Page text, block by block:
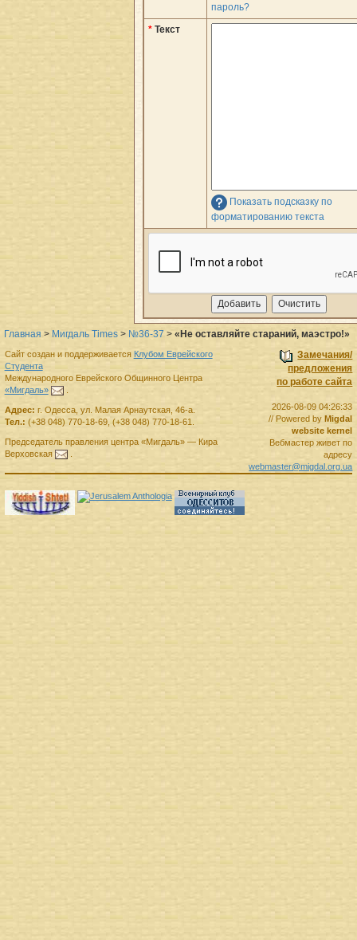
пароль?
* Текст
Показать подсказку по
форматированию текста
Главная > Мигдаль Times > №36-37 > «Не оставляйте стараний, маэстро!»
Замечания/
предложения
по работе сайта
2026-08-09 04:26:33
// Powered by Migdal
website kernel
Вебмастер живет по
адресу
webmaster@migdal.org.ua
Сайт создан и поддерживается Клубом Еврейского
Студента
Международного Еврейского Общинного Центра
«Мигдаль»
.
Адрес: г. Одесса, ул. Малая Арнаутская, 46-а.
Тел.: (+38 048) 770-18-69, (+38 048) 770-18-61.
Председатель правленияцентра «Мигдаль»— Кира
Верховская
.